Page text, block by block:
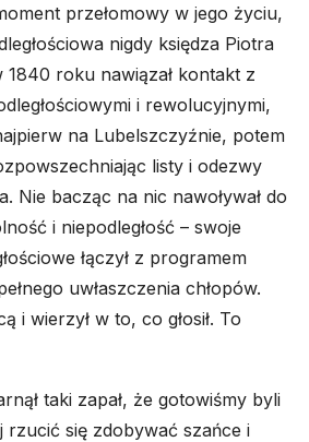
przełomowy w jego życiu,
nigdy księdza Piotra
1840 roku nawiązał kontakt z
i rewolucyjnymi,
na Lubelszczyźnie, potem
listy i odezwy
Nie bacząc na nic nawoływał do
i niepodległość – swoje
łączył z programem
uwłaszczenia chłopów.
i wierzył w to, co głosił. To
taki zapał, że gotowiśmy byli
rzucić się zdobywać szańce i